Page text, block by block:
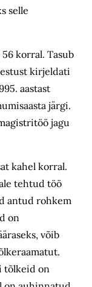
selle
korral. Tasub
kirjeldati
aastast
järgi.
jagu
kahel korral.
tehtud töö
antud rohkem
on
võib
tõlkeid on